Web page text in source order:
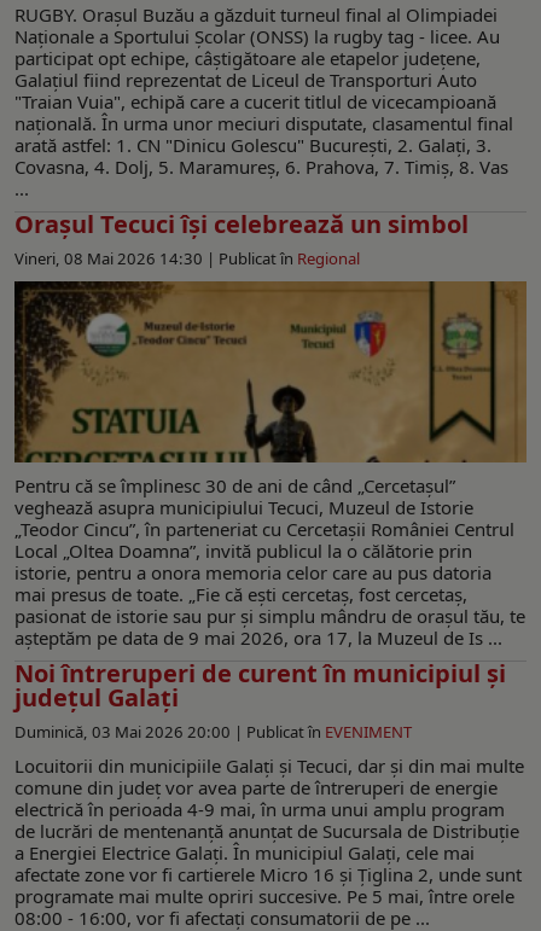
RUGBY. Oraşul Buzău a găzduit turneul final al Olimpiadei
Naţionale a Sportului Şcolar (ONSS) la rugby tag - licee. Au
participat opt echipe, câştigătoare ale etapelor judeţene,
Galaţiul fiind reprezentat de Liceul de Transporturi Auto
"Traian Vuia", echipă care a cucerit titlul de vicecampioană
naţională. În urma unor meciuri disputate, clasamentul final
arată astfel: 1. CN "Dinicu Golescu" Bucureşti, 2. Galaţi, 3.
Covasna, 4. Dolj, 5. Maramureş, 6. Prahova, 7. Timiş, 8. Vas
...
Oraşul Tecuci îşi celebrează un simbol
Vineri, 08 Mai 2026 14:30 | Publicat în Regional
Pentru că se împlinesc 30 de ani de când „Cercetașul”
veghează asupra municipiului Tecuci, Muzeul de Istorie
„Teodor Cincu”, în parteneriat cu Cercetașii României Centrul
Local „Oltea Doamna”, invită publicul la o călătorie prin
istorie, pentru a onora memoria celor care au pus datoria
mai presus de toate. „Fie că ești cercetaș, fost cercetaș,
pasionat de istorie sau pur și simplu mândru de orașul tău, te
așteptăm pe data de 9 mai 2026, ora 17, la Muzeul de Is ...
Noi întreruperi de curent în municipiul și
județul Galați
Duminică, 03 Mai 2026 20:00 | Publicat în EVENIMENT
Locuitorii din municipiile Galați și Tecuci, dar și din mai multe
comune din județ vor avea parte de întreruperi de energie
electrică în perioada 4-9 mai, în urma unui amplu program
de lucrări de mentenanță anunțat de Sucursala de Distribuție
a Energiei Electrice Galați. În municipiul Galați, cele mai
afectate zone vor fi cartierele Micro 16 și Țiglina 2, unde sunt
programate mai multe opriri succesive. Pe 5 mai, între orele
08:00 - 16:00, vor fi afectați consumatorii de pe ...